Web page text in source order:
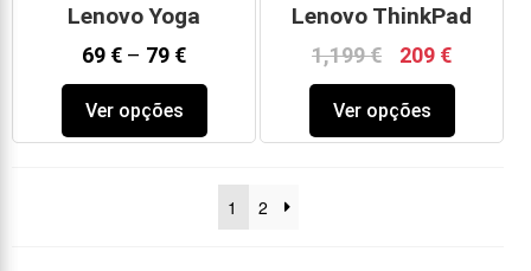
Lenovo Yoga
69 € – 79 €
Ver opções
Lenovo ThinkPad
1,199€ 209 €
Ver opções
1 2